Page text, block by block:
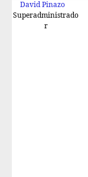
David Pinazo
Superadministrado
r